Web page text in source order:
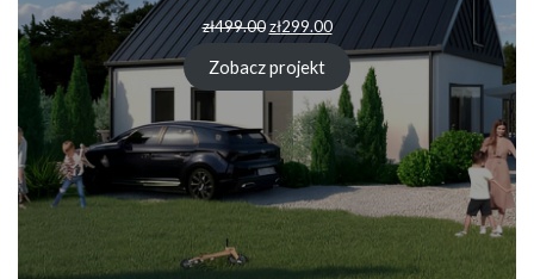
zł499.00Pierwotna
cena
wynosiła:
zł499.00.
zł299.00Aktualna
cena
wynosi:
zł299.00.
Zobacz projekt